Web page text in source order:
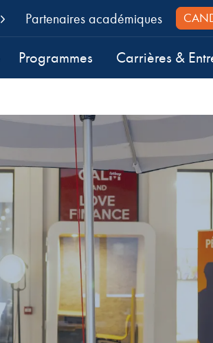
Partenaires académiques
Programmes Carrières &